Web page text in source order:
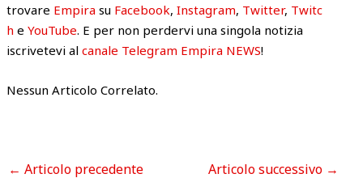
trovare Empira su Facebook,Instagram, Twitter, Twitc
h eYouTube. E per non perdervi una singola notizia
iscrivetevi alcanale Telegram Empira NEWS!
Nessun Articolo Correlato.
← Articolo precedente Articolo successivo →